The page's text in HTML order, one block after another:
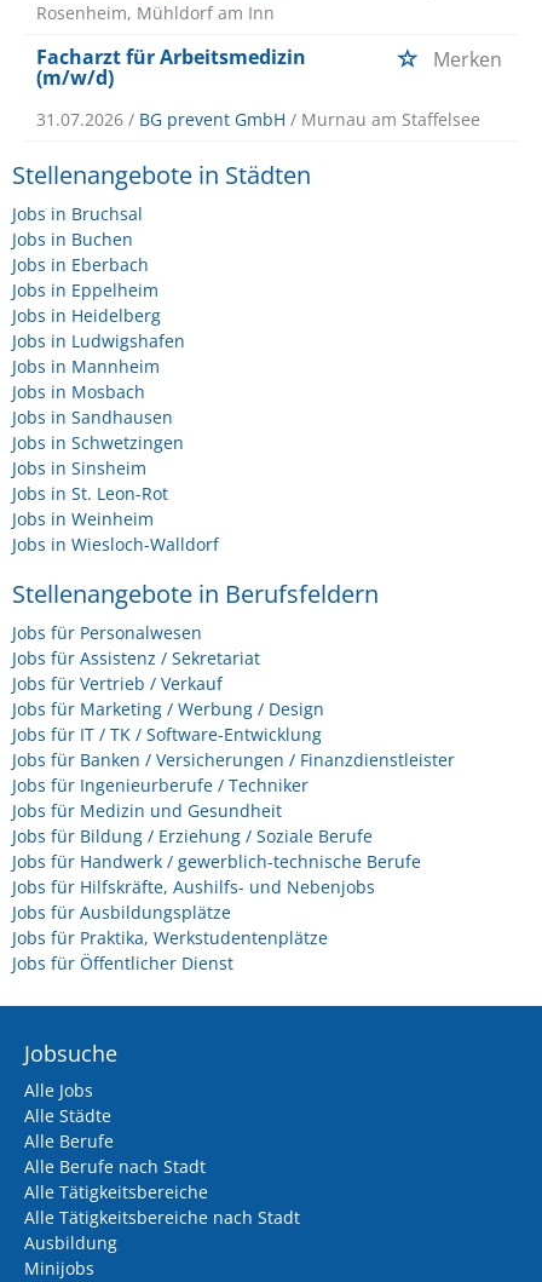
Rosenheim, Mühldorf am Inn
Facharzt für Arbeitsmedizin
(m/w/d)
Merken
31.07.2026 / BG prevent GmbH / Murnau am Staffelsee
Stellenangebote in Städten
Jobs in Bruchsal
Jobs in Buchen
Jobs in Eberbach
Jobs in Eppelheim
Jobs in Heidelberg
Jobs in Ludwigshafen
Jobs in Mannheim
Jobs in Mosbach
Jobs in Sandhausen
Jobs in Schwetzingen
Jobs in Sinsheim
Jobs in St. Leon-Rot
Jobs in Weinheim
Jobs in Wiesloch-Walldorf
Stellenangebote in Berufsfeldern
Jobs für Personalwesen
Jobs für Assistenz / Sekretariat
Jobs für Vertrieb / Verkauf
Jobs für Marketing / Werbung / Design
Jobs für IT / TK / Software-Entwicklung
Jobs für Banken / Versicherungen / Finanzdienstleister
Jobs für Ingenieurberufe / Techniker
Jobs für Medizin und Gesundheit
Jobs für Bildung / Erziehung / Soziale Berufe
Jobs für Handwerk / gewerblich-technische Berufe
Jobs für Hilfskräfte, Aushilfs- und Nebenjobs
Jobs für Ausbildungsplätze
Jobs für Praktika, Werkstudentenplätze
Jobs für Öffentlicher Dienst
Jobsuche
Alle Jobs
Alle Städte
Alle Berufe
Alle Berufe nach Stadt
Alle Tätigkeitsbereiche
Alle Tätigkeitsbereiche nach Stadt
Ausbildung
Minijobs